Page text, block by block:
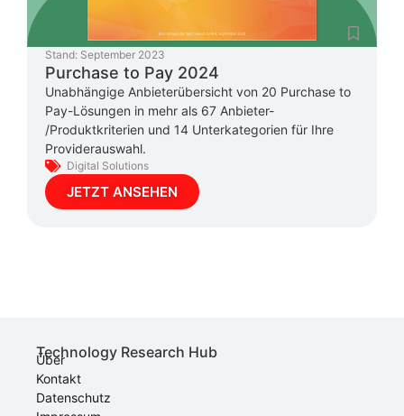
Stand: September 2023
Purchase to Pay 2024
Unabhängige Anbieterübersicht von 20 Purchase to
Pay-Lösungen in mehr als 67 Anbieter-
/Produktkriterien und 14 Unterkategorien für Ihre
Providerauswahl.
Digital Solutions
JETZT ANSEHEN
Technology Research Hub
Über
Kontakt
Datenschutz